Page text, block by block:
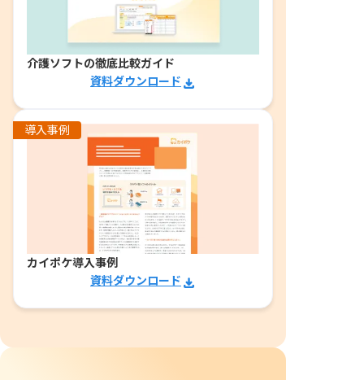
介護ソフトの徹底比較ガイド
資料ダウンロード
導入事例
カイポケ導入事例
資料ダウンロード